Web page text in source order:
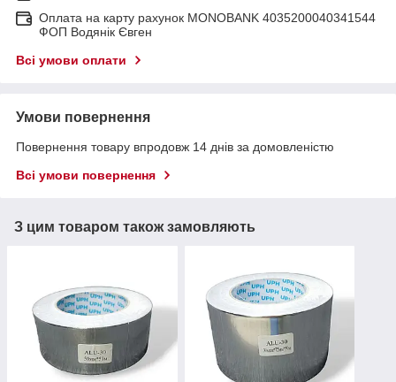
Оплата на карту рахунок MONOBANK 4035200040341544
ФОП Водянік Євген
Всі умови оплати
Умови повернення
Повернення товару впродовж 14 днів за домовленістю
Всі умови повернення
З цим товаром також замовляють